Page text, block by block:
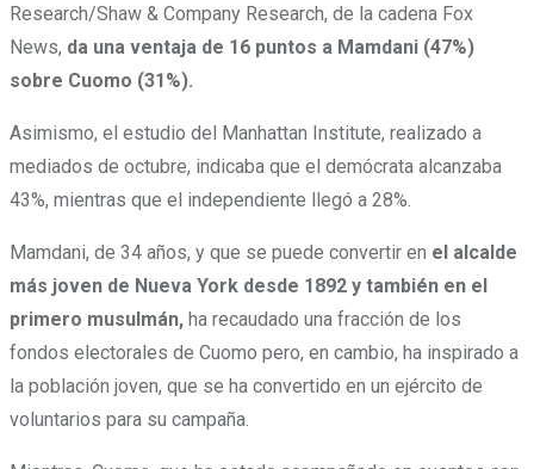
Research/Shaw & Company Research, de la cadena Fox
News, da una ventaja de 16 puntos a Mamdani (47%)
sobre Cuomo (31%).
Asimismo, el estudio del Manhattan Institute, realizado a
mediados de octubre, indicaba que el demócrata alcanzaba
43%, mientras que el independiente llegó a 28%.
Mamdani, de 34 años, y que se puede convertir en el alcalde
más joven de Nueva York desde 1892 y también en el
primero musulmán, ha recaudado una fracción de los
fondos electorales de Cuomo pero, en cambio, ha inspirado a
la población joven, que se ha convertido en un ejército de
voluntarios para su campaña.